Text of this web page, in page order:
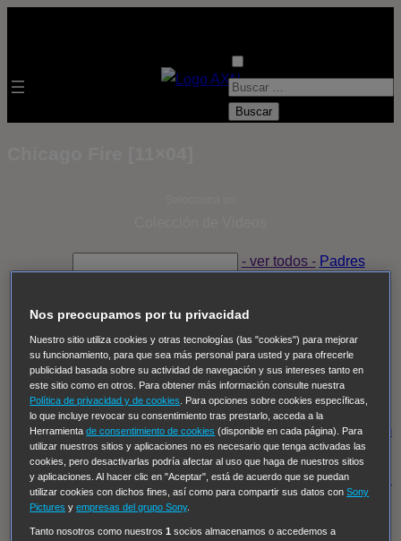
B
- ver todos - Padres
Despedida Salvaje Despedida Salvaje
Thomas, el ojo del FBI
Pan Am
Dawson crece
Insomnia El Guardián The Blacklist Cinco en familia
Hudson & Rex Diez libras y un sueño Mr Loverman
Regreso al futuro III NUEVE CUERPOS Los últimos
caballeros Tormenta infinita Sing Street Cobra Kai
Tom
y Lola High Country Los casos de Susan Ryeland:
Moonflower Murders Twisted Metal Mentes Criminales:
Evolution Terapia de Choque
Hailey Dean Without Sin: Libre de Culpa Morbius
Nos preocupamos por tu privacidad
Nuestro sitio utiliza cookies y otras tecnologías (las "cookies") para mejorar
su funcionamiento, para que sea más personal para usted y para ofrecerle
publicidad basada sobre su actividad de navegación y sus intereses tanto en
este sitio como en otros. Para obtener más información consulte nuestra
Política de privacidad y de cookies
. Para opciones sobre cookies específicas,
lo que incluye revocar su consentimiento tras prestarlo, acceda a la
Herramientade consentimiento de cookies (disponible en cada página). Para
utilizar nuestros sitios y aplicaciones no es necesario que tenga activadas las
cookies, pero desactivarlas podría afectar al uso que haga de nuestros sitios
y aplicaciones. Al hacer clic en "Aceptar", está de acuerdo que se puedan
utilizar cookies con dichos fines, así como para compartir sus datos conSony
Pictures yempresas del grupo Sony.
Tanto nosotros como nuestros1 socios almacenamos o accedemos a